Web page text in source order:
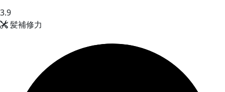
3.9
髪補修力